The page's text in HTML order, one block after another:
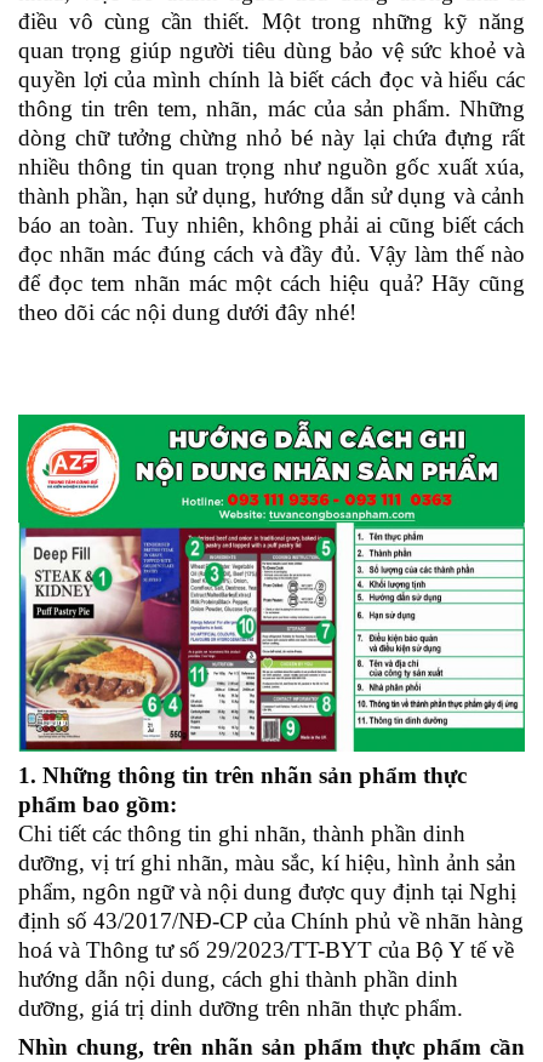
điều vô cùng cần thiết. Một trong những kỹ năng
quan trọng giúp người tiêu dùng bảo vệ sức khoẻ và
quyền lợi của mình chính là biết cách đọc và hiểu các
thông tin trên tem, nhãn, mác của sản phẩm. Những
dòng chữ tưởng chừng nhỏ bé này lại chứa đựng rất
nhiều thông tin quan trọng như nguồn gốc xuất xúa,
thành phần, hạn sử dụng, hướng dẫn sử dụng và cảnh
báo an toàn. Tuy nhiên, không phải ai cũng biết cách
đọc nhãn mác đúng cách và đầy đủ. Vậy làm thế nào
để đọc tem nhãn mác một cách hiệu quả? Hãy cũng
theo dõi các nội dung dưới đây nhé!
1. Những thông tin trên nhãn sản phẩm thực
phẩm bao gồm:
Chi tiết các thông tin ghi nhãn, thành phần dinh
dưỡng, vị trí ghi nhãn, màu sắc, kí hiệu, hình ảnh sản
phẩm, ngôn ngữ và nội dung được quy định tại Nghị
định số 43/2017/NĐ-CP của Chính phủ về nhãn hàng
hoá và Thông tư số 29/2023/TT-BYT của Bộ Y tế về
hướng dẫn nội dung, cách ghi thành phần dinh
dưỡng, giá trị dinh dưỡng trên nhãn thực phẩm.
Nhìn chung, trên nhãn sản phẩm thực phẩm cần